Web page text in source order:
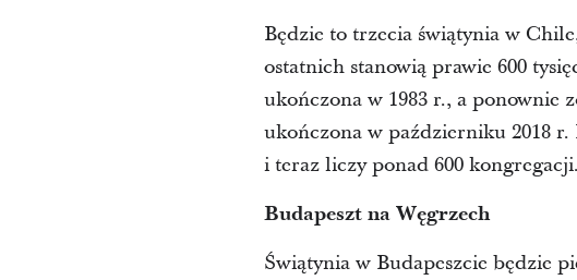
Będzie to trzecia świątynia w
ostatnich stanowią prawie 600
ukończona w 1983 r., a ponownie
ukończona w październiku 2018
i teraz liczy ponad 600 kongregacji.
Budapeszt na Węgrzech
Świątynia w Budapeszcie będzie